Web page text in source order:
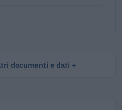
documenti e dati